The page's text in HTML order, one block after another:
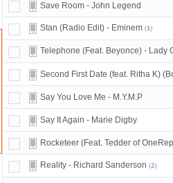
으로 가족과 함께 투
요즘 뭐가 재밌지?고민되면 눌러봐!
스마트TV로 투디스크영화,드라마,
댓글만 잘써도무료 포인트를 드립
Save Room - John Legend
Stan (Radio Edit) - Eminem (1)
Telephone (Feat. Beyonce) - Lady
Second First Date (feat. Ritha K)
Say You Love Me - M.Y.M.P
Say It Again - Marie Digby
Rocketeer (Feat. Tedder of
Reality - Richard Sanderson (2)